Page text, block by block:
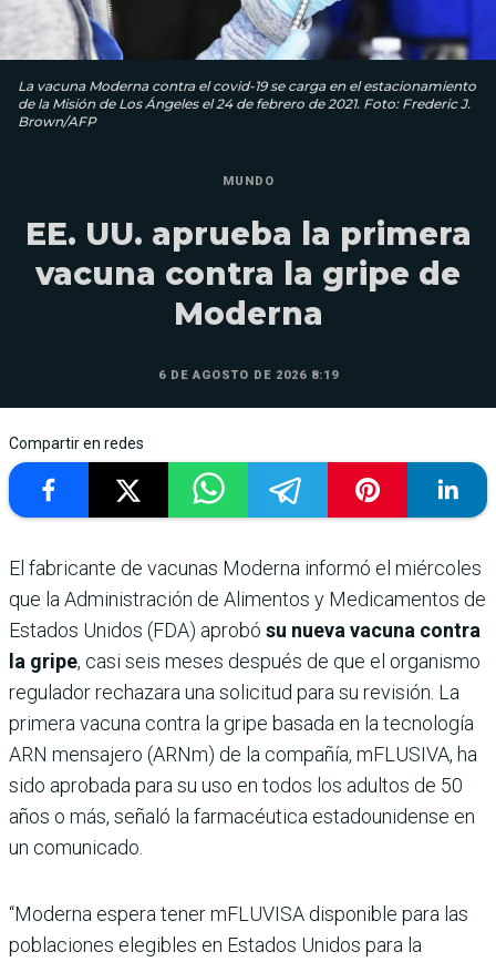
La vacuna Moderna contra el covid-19 se carga en el estacionamiento
de la Misión de Los Ángeles el 24 de febrero de 2021. Foto: Frederic J.
Brown/AFP
MUNDO
EE. UU. aprueba la primera
vacuna contra la gripe de
Moderna
6 DE AGOSTO DE 2026 8:19
Compartir en redes
El fabricante de vacunas Moderna informó el miércoles
que la Administración de Alimentos y Medicamentos de
Estados Unidos (FDA) aprobó su nueva vacuna contra
la gripe, casi seis meses después de que el organismo
regulador rechazara una solicitud para su revisión. La
primera vacuna contra la gripe basada en la tecnología
ARN mensajero (ARNm) de la compañía, mFLUSIVA, ha
sido aprobada para su uso en todos los adultos de 50
años o más, señaló la farmacéutica estadounidense en
un comunicado.
“Moderna espera tener mFLUVISA disponible para las
poblaciones elegibles en Estados Unidos para la